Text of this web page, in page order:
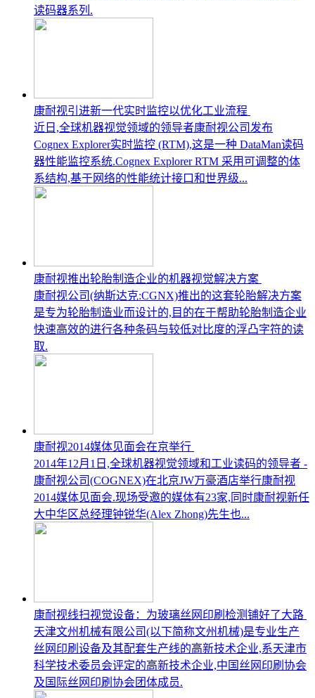
读码器系列.
康耐视引进新一代实时监控以优化工业流程
近日,全球机器视觉领域的领导者康耐视公司发布
Cognex Explorer实时监控 (RTM),这是一种 DataMan读码
器性能监控系统.Cognex Explorer RTM 采用可调整的体
系结构,基于网络的性能统计接口和世界级...
康耐视推出轮胎制造企业的机器视觉解决方案
康耐视公司(纳斯达克:CGNX)推出的这套轮胎解决方案
是专为轮胎制造业而设计的,目的在于帮助轮胎制造企业
快速高效的进行各种条码与较低对比度的浮凸字符的读
取.
康耐视2014媒体见面会在京举行
2014年12月1日,全球机器视觉领域和工业读码的领导者 -
康耐视公司(COGNEX)在北京JW万豪酒店举行康耐视
2014媒体见面会.现场受邀的媒体有23家,同时康耐视新任
大中华区总经理钟锐华(Alex Zhong)先生也...
康耐视线扫视觉设备：为玻璃丝网印刷检测铺好了大路
天津文州机械有限公司(以下简称文州机械)是专业生产
丝网印刷设备及其配套生产线的高新技术企业,系天津市
科学技术委员会评定的高新技术企业,中国丝网印刷协会
及国际丝网印刷协会团体成员.